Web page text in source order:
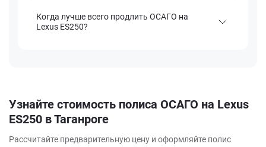
Когда лучше всего продлить ОСАГО на
Lexus ES250?
Узнайте стоимость полиса ОСАГО на Lexus
ES250 в Таганроге
Рассчитайте предварительную цену и оформляйте полис